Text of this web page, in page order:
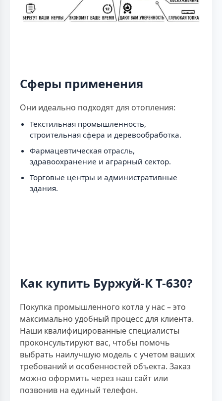
Сферы применения
Они идеально подходят для отопления:
Текстильная промышленность,
строительная сфера и деревообработка.
Фармацевтическая отрасль,
здравоохранение и аграрный сектор.
Торговые центры и административные
здания.
Как купить Буржуй-К Т-630?
Покупка промышленного котла у нас – это
максимально удобный процесс для клиента.
Наши квалифицированные специалисты
проконсультируют вас, чтобы помочь
выбрать наилучшую модель с учетом ваших
требований и особенностей объекта. Заказ
можно оформить через наш сайт или
позвонив на единый телефон.